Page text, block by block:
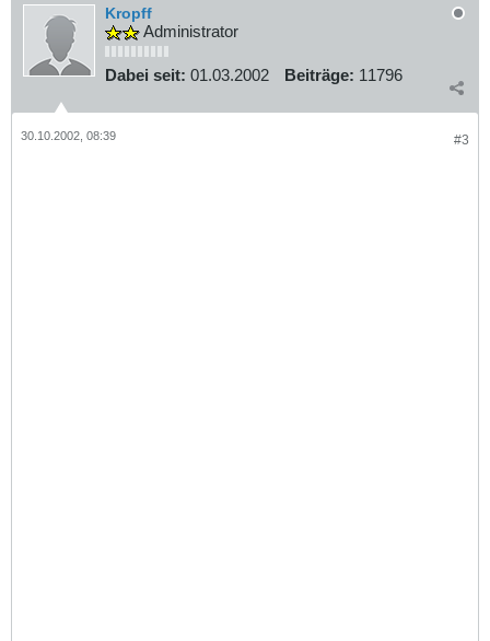
Kropff
Administrator
Dabei seit: 01.03.2002 Beiträge: 11796
#3
30.10.2002, 08:39